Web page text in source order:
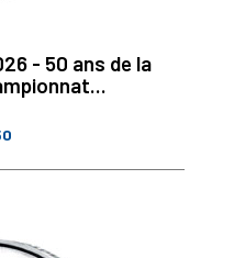
- 50 ans de la